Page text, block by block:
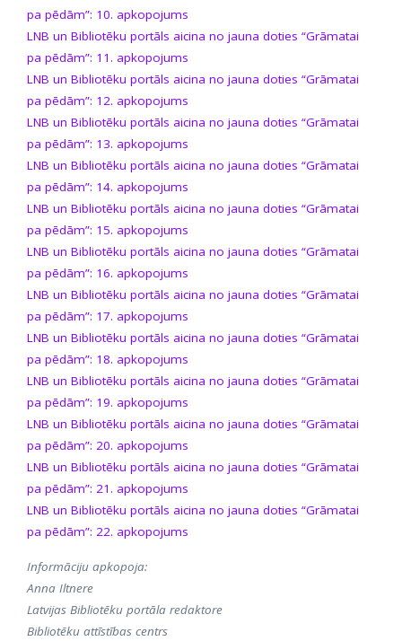
pa pēdām”: 10. apkopojums
LNB un Bibliotēku portāls aicina no jauna doties “Grāmatai
pa pēdām”: 11. apkopojums
LNB un Bibliotēku portāls aicina no jauna doties “Grāmatai
pa pēdām”: 12. apkopojums
LNB un Bibliotēku portāls aicina no jauna doties “Grāmatai
pa pēdām”: 13. apkopojums
LNB un Bibliotēku portāls aicina no jauna doties “Grāmatai
pa pēdām”: 14. apkopojums
LNB un Bibliotēku portāls aicina no jauna doties “Grāmatai
pa pēdām”: 15. apkopojums
LNB un Bibliotēku portāls aicina no jauna doties “Grāmatai
pa pēdām”: 16. apkopojums
LNB un Bibliotēku portāls aicina no jauna doties “Grāmatai
pa pēdām”: 17. apkopojums
LNB un Bibliotēku portāls aicina no jauna doties “Grāmatai
pa pēdām”: 18. apkopojums
LNB un Bibliotēku portāls aicina no jauna doties “Grāmatai
pa pēdām”: 19. apkopojums
LNB un Bibliotēku portāls aicina no jauna doties “Grāmatai
pa pēdām”: 20. apkopojums
LNB un Bibliotēku portāls aicina no jauna doties “Grāmatai
pa pēdām”: 21. apkopojums
LNB un Bibliotēku portāls aicina no jauna doties “Grāmatai
pa pēdām”: 22. apkopojums
Informāciju apkopoja:
Anna Iltnere
Latvijas Bibliotēku portāla redaktore
Bibliotēku attīstības centrs